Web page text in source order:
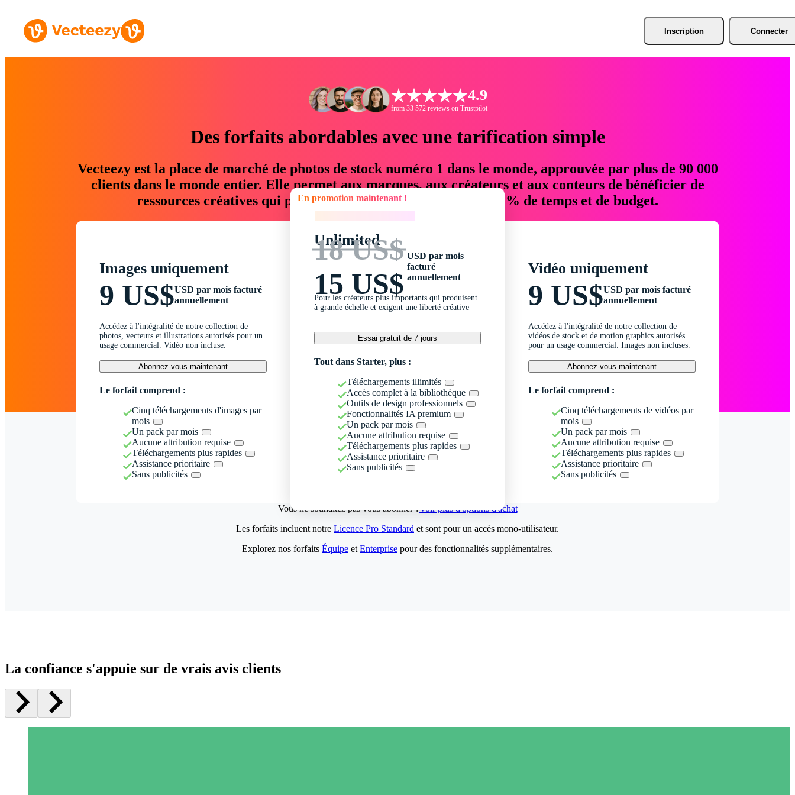
Inscription Connecter
4.9
from 33 572 reviews on Trustpilot
Des forfaits abordables avec une tarification simple
Vecteezy est la place de marché de photos de stock numéro 1 dans le monde, approuvée par plus de 90 000
clients dans le monde entier. Elle permet aux marques, aux créateurs et aux conteurs de bénéficier de
ressources créatives qui permettent d'économiser jusqu'à 76 % de temps et de budget.
Images uniquement
9 US$USD par mois facturé
annuellement
Accédez à l'intégralité de notre collection de
photos, vecteurs et illustrations autorisés pour un
usage commercial. Vidéo non incluse.
Abonnez-vous maintenant
Le forfait comprend :
Cinq téléchargements d'images par
mois
Un pack par mois
Aucune attribution requise
Téléchargements plus rapides
Assistance prioritaire
Sans publicités
En promotion maintenant !
Unlimited
18 US$
15 US$
USD par mois
facturé
annuellement
Pour les créateurs plus importants qui produisent
à grande échelle et exigent une liberté créative
Essai gratuit de 7 jours
Tout dans Starter, plus :
Téléchargements illimités
Accès complet à la bibliothèque
Outils de design professionnels
Fonctionnalités IA premium
Un pack par mois
Aucune attribution requise
Téléchargements plus rapides
Assistance prioritaire
Sans publicités
Vidéo uniquement
9 US$USD par mois facturé
annuellement
Accédez à l'intégralité de notre collection de
vidéos de stock et de motion graphics autorisés
pour un usage commercial. Images non incluses.
Abonnez-vous maintenant
Le forfait comprend :
Cinq téléchargements de vidéos par
mois
Un pack par mois
Aucune attribution requise
Téléchargements plus rapides
Assistance prioritaire
Sans publicités
Vous ne souhaitez pas vous abonner ?Voir plus d'options d'achat
Les forfaits incluent notre Licence Pro Standard et sont pour un accès mono-utilisateur.
Explorez nos forfaits Équipe et Enterprise pour des fonctionnalités supplémentaires.
La confiance s'appuie sur de vrais avis clients